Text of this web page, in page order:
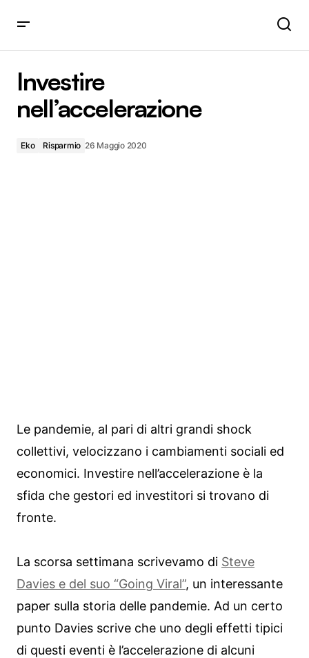
Investire
nell’accelerazione
Eko Risparmio 26 Maggio 2020
Le pandemie, al pari di altri grandi shock
collettivi, velocizzano i cambiamenti sociali ed
economici. Investire nell’accelerazione è la
sfida che gestori ed investitori si trovano di
fronte.
La scorsa settimana scrivevamo di Steve
Davies e del suo “Going Viral”, un interessante
paper sulla storia delle pandemie. Ad un certo
punto Davies scrive che uno degli effetti tipici
di questi eventi è l’accelerazione di alcuni